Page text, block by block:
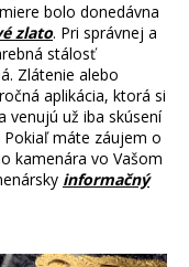
bolo donedávna
zlato. Pri správnej a
stálosť
Zlátenie alebo
aplikácia, ktorá si
venujú už iba skúsení
máte záujem o
kamenára vo Vašom
informačný